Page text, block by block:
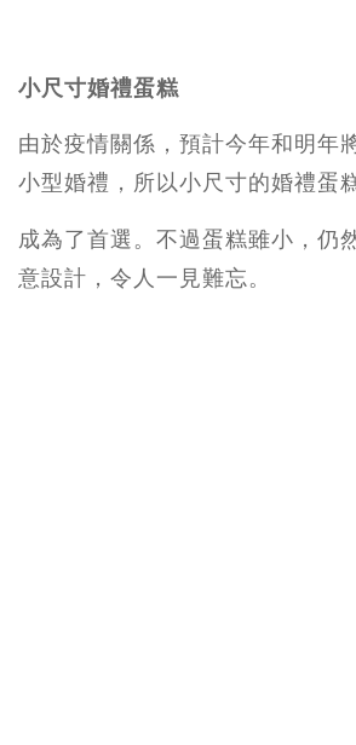
小尺寸婚禮蛋糕
由於疫情關係，預計今年和明年
小型婚禮，所以小尺寸的婚禮蛋
成為了首選。不過蛋糕雖小，仍
意設計，令人一見難忘。